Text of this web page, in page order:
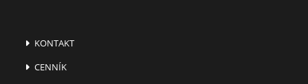
KONTAKT
CENNÍK